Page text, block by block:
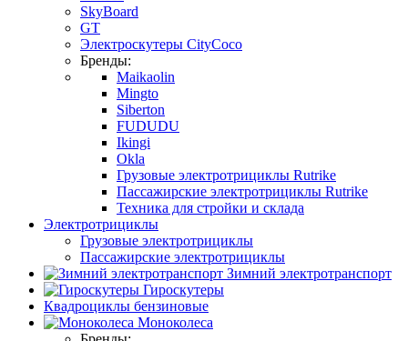
SkyBoard
GT
Электроскутеры CityCoco
Бренды:
Maikaolin
Mingto
Siberton
FUDUDU
Ikingi
Okla
Грузовые электротрициклы Rutrike
Пассажирские электротрициклы Rutrike
Техника для стройки и склада
Электротрициклы
Грузовые электротрициклы
Пассажирские электротрициклы
Зимний электротранспорт
Гироскутеры
Квадроциклы бензиновые
Моноколеса